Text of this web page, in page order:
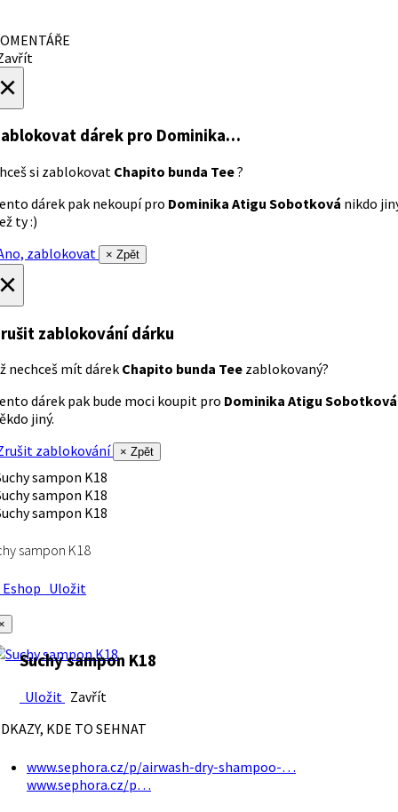
dárek pro Dominika…
si zablokovat Chapito bunda Tee?
dárek pak nekoupí pro Dominika Atigu Sobotková nikdo
ty :)
zablokovat
× Zpět
zablokování dárku
nechceš mít dárek Chapito bunda Tee zablokovaný?
dárek pak bude moci koupit pro Dominika Atigu Sobotková
jiný.
zablokování
× Zpět
sampon K18
Uložit
Suchy sampon K18
Uložit Zavřít
KDE TO SEHNAT
www.sephora.cz/p/airwash-dry-shampoo-…
www.sephora.cz/p…